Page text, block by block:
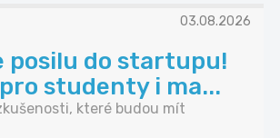
03.08.2026
posilu do startupu!
studenty i ma...
které budou mít